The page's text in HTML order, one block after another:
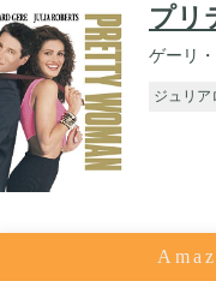
プリ
ゲーリ
ジュリア